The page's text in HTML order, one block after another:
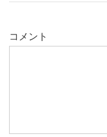
コメント